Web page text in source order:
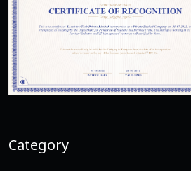
Category